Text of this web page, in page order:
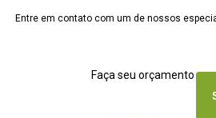
Entre em contato com um de nossos
Faça seu orçamento